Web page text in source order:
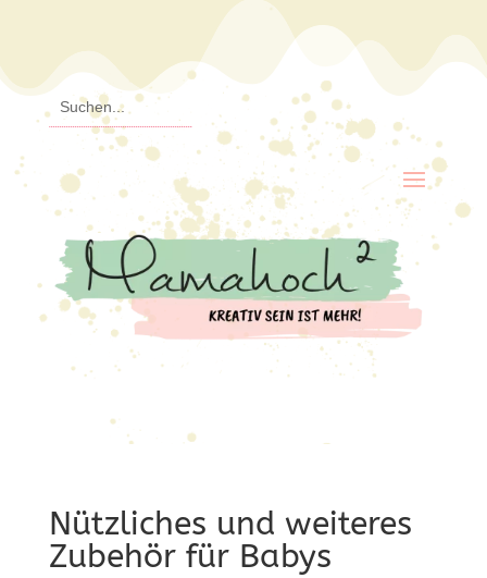
Nützliches und weiteres
Zubehör für Babys